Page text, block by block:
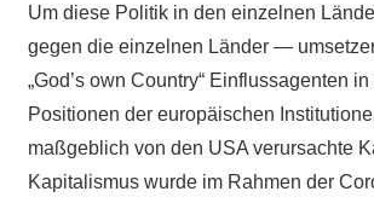
Um diese Politik in den einzelnen
gegen die einzelnen Länder —
„God’s own Country“ Einflussagenten
Positionen der europäischen
maßgeblich von den USA verursachte
Kapitalismus wurde im Rahmen der